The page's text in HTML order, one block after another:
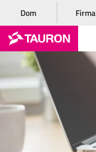
Dom Firma